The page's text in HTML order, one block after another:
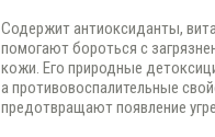
Содержит антиоксиданты,
помогают бороться с
кожи. Его природные
а противовоспалительные
предотвращают появление